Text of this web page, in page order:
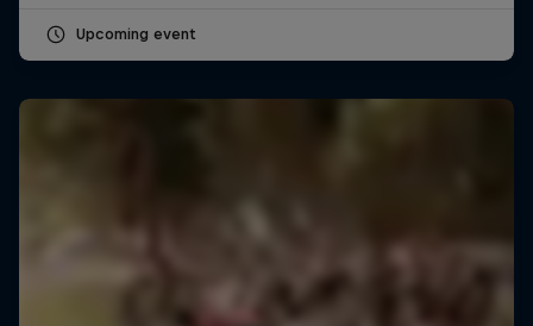
Upcoming event